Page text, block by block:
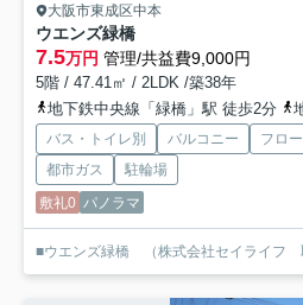
大阪市東成区中本
ウエンズ緑橋
7.5万円 管理/共益費9,000円
5階 / 47.41㎡ / 2LDK /築38年
地下鉄中央線「緑橋」駅 徒歩2分
バス・トイレ別 バルコニー フロ
都市ガス
駐輪場
敷礼0 パノラマ
■ウエンズ緑橋 （株式会社セイライフ